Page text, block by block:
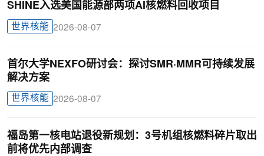
SHINE入选美国能源部两项AI核燃料回收项目
世界核能 2026-08-07
首尔大学NEXFO研讨会：探讨SMR·MMR可持续发展
解决方案
世界核能 2026-08-07
福岛第一核电站退役新规划：3号机组核燃料碎片取出
前将优先内部调查